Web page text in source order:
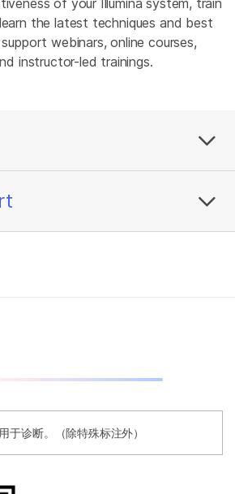
the latest techniques and best
webinars, online courses,
instructor-led trainings.
于诊断。（除特殊标注外）